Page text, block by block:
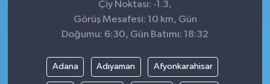
Çiy Noktası: -1.3,
Görüş Mesafesi: 10 km, Gün
Doğumu: 6:30, Gün Batımı: 18:32
Adana Adıyaman Afyonkarahisar